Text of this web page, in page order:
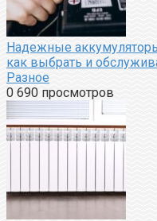
Надежные
как выбрать и
Разное
0 690 просмотров